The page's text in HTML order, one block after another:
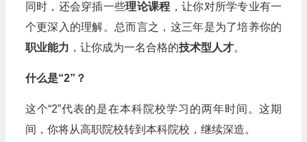
同时，还会穿插一些理论课程 ，让你对所学专业有一
个更深入的理解。总而言之，这三年是为了培养你的
职业能力 ，让你成为一名合格的技术型人才。
什么是“2”？
这个“2”代表的是在本科院校学习的两年时间。这期
间，你将从高职院校转到本科院校，继续深造。